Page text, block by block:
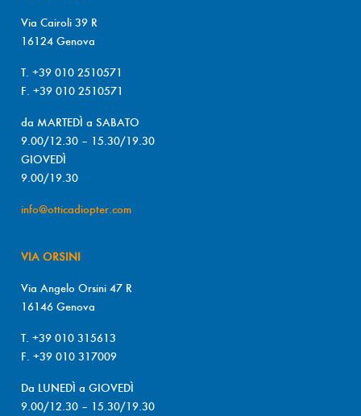
Via Cairoli 39 R
16124 Genova
T. +39 010 2510571
F. +39 010 2510571
da MARTEDÌ a SABATO
9.00/12.30 – 15.30/19.30
GIOVEDÌ
9.00/19.30
info@otticadiopter.com
VIA ORSINI
Via Angelo Orsini 47 R
16146 Genova
T. +39 010 315613
F. +39 010 317009
Da LUNEDÌ a GIOVEDÌ
9.00/12.30 – 15.30/19.30